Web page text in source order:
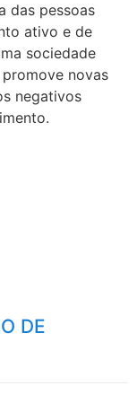
das pessoas
ativo e de
sociedade
novas
negativos
DE